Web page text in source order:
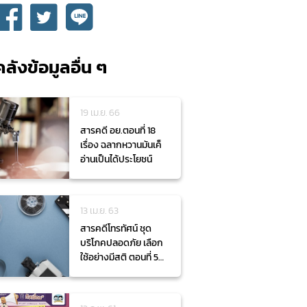
ลังข้อมูลอื่น ๆ
19 เม.ย. 66
สารคดี อย.ตอนที่ 18
เรื่อง ฉลากหวานมันเค็
อ่านเป็นได้ประโยชน์
13 เม.ย. 63
สารคดีโทรทัศน์ ชุด
บริโภคปลอดภัย เลือก
ใช้อย่างมีสติ ตอนที่ 5